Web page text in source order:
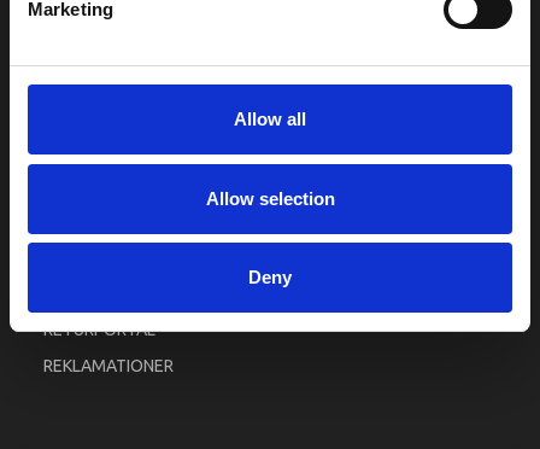
Marketing
Allow all
Allow selection
Deny
INFORMATIONER
RETURPORTAL
REKLAMATIONER